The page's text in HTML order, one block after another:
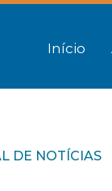
Início
DE NOTÍCIAS